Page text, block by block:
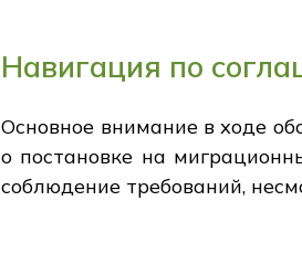
Навигация по
Основное внимание в ходе
о постановке на
соблюдение требований,